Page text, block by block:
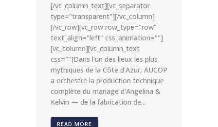
[/vc_column_text][vc_separator
type="transparent"][/vc_column]
[/vc_row][vc_row row_type="row"
text_align="left" css_animation=""]
[vc_column][vc_column_text
css=""]Dans l'un des lieux les plus
mythiques de la Côte d'Azur, AUCOP
a orchestré la production technique
complète du mariage d'Angelina &
Kelvin — de la fabrication de...
READ MORE